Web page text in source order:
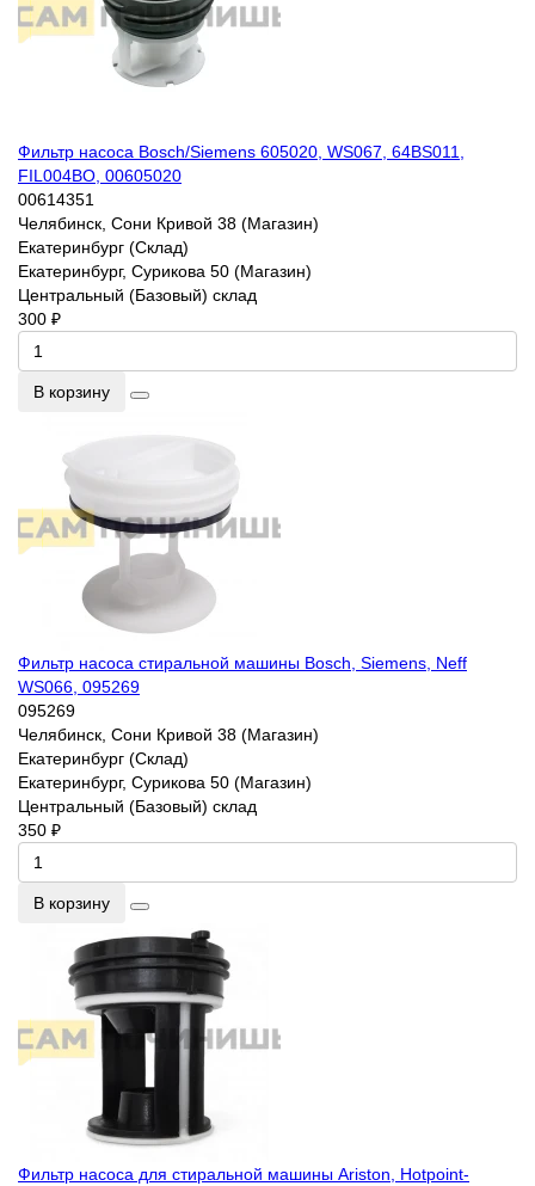
Фильтр насоса Bosch/Siemens 605020, WS067, 64BS011,
FIL004BO, 00605020
00614351
Челябинск, Сони Кривой 38 (Магазин)
Екатеринбург (Склад)
Екатеринбург, Сурикова 50 (Магазин)
Центральный (Базовый) склад
300 ₽
В корзину
Фильтр насоса стиральной машины Bosch, Siemens, Neff
WS066, 095269
095269
Челябинск, Сони Кривой 38 (Магазин)
Екатеринбург (Склад)
Екатеринбург, Сурикова 50 (Магазин)
Центральный (Базовый) склад
350 ₽
В корзину
Фильтр насоса для стиральной машины Ariston, Hotpoint-